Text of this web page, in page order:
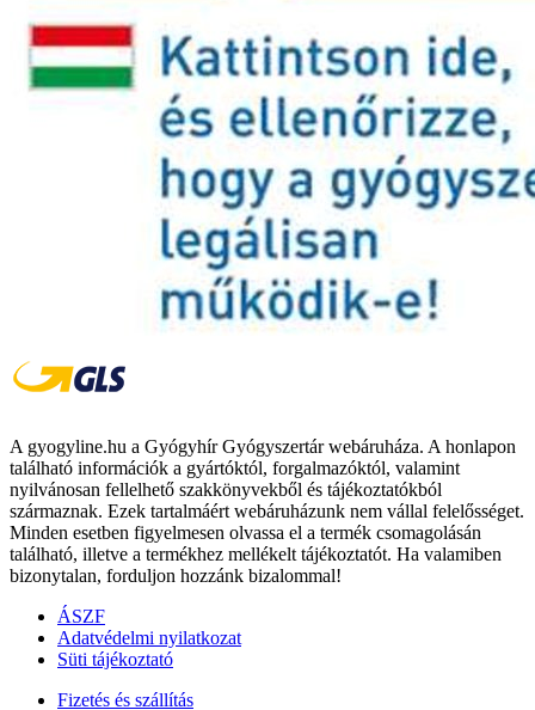
A gyogyline.hu a Gyógyhír Gyógyszertár webáruháza. A honlapon
található információk a gyártóktól, forgalmazóktól, valamint
nyilvánosan fellelhető szakkönyvekből és tájékoztatókból
származnak. Ezek tartalmáért webáruházunk nem vállal felelősséget.
Minden esetben figyelmesen olvassa el a termék csomagolásán
található, illetve a termékhez mellékelt tájékoztatót. Ha valamiben
bizonytalan, forduljon hozzánk bizalommal!
ÁSZF
Adatvédelmi nyilatkozat
Süti tájékoztató
Fizetés és szállítás